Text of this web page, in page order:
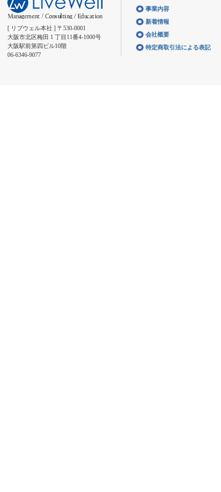
[ リブウェル本社 ] 〒530-0001
大阪市北区梅田 1 丁目11番4-1000号
大阪駅前第四ビル10階
06-6346-9077
事業内容
新着情報
会社概要
特定商取引法による表記